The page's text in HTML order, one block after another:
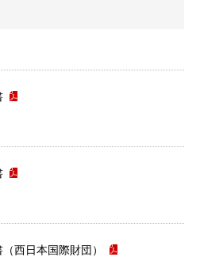
西日本国際財団）